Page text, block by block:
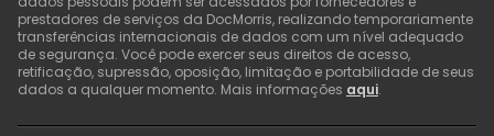
prestadores de serviços da DocMorris, realizando temporariamente
transferências internacionais de dados com um nível adequado
de segurança. Você pode exercer seus direitos de acesso,
retificação, supressão, oposição, limitação e portabilidade de seus
dados a qualquer momento. Mais informações aqui.